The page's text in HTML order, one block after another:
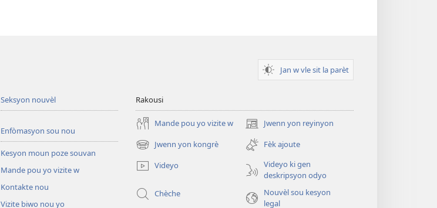
Jan w vle sit la parèt
Seksyon nouvèl
Enfòmasyon sou nou
Kesyon moun poze souvan
Mande pou yo vizite w
Kontakte nou
Vizite biwo nou yo
Rakousi
Mande pou yo vizite w Jwenn yon reyinyon
(opens
new
window)
Jwenn yon kongrè
(opens
new
window)
Fèk ajoute
Videyo
Videyo ki gen
deskripsyon odyo
Chèche
Nouvèl sou kesyon
legal